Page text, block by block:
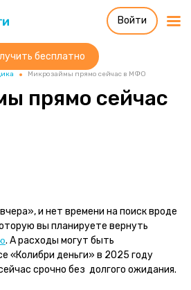
Войти
Микрозаймы прямо сейчас в МФО
прямо сейчас
и нет времени на поиск вроде
вы планируете вернуть
. А расходы могут быть
«Колибри деньги» в 2025 году
срочно без долгого ожидания.
бесплатно